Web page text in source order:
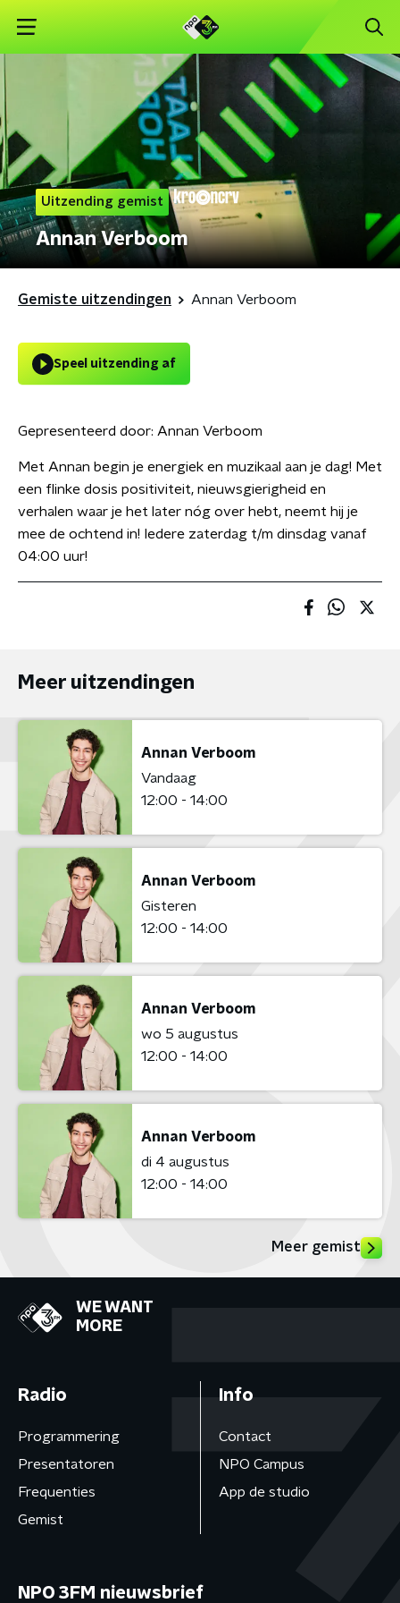
Uitzending gemist
Annan Verboom
Gemiste uitzendingen Annan Verboom
Speel uitzending af
Gepresenteerd door: Annan Verboom
Met Annan begin je energiek en muzikaal aan je dag! Met
een flinke dosis positiviteit, nieuwsgierigheid en
verhalen waar je het later nóg over hebt, neemt hij je
mee de ochtend in! Iedere zaterdag t/m dinsdag vanaf
04:00 uur!
Meer uitzendingen
Annan Verboom
Vandaag
12:00 - 14:00
Annan Verboom
Gisteren
12:00 - 14:00
Annan Verboom
wo 5 augustus
12:00 - 14:00
Annan Verboom
di 4 augustus
12:00 - 14:00
Meer gemist
WE WANT
MORE
Radio
Programmering
Presentatoren
Frequenties
Gemist
Info
Contact
NPO Campus
App de studio
NPO 3FM nieuwsbrief